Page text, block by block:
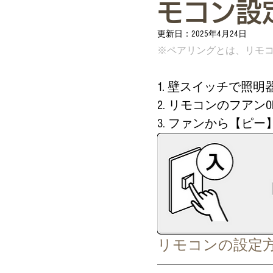
モコン設
更新日： 2025年4月24日
※ペアリングとは、リモ
1. 壁スイッチで照
2. リモコンのフアン
3. ファンから【ピ
リモコンの設定